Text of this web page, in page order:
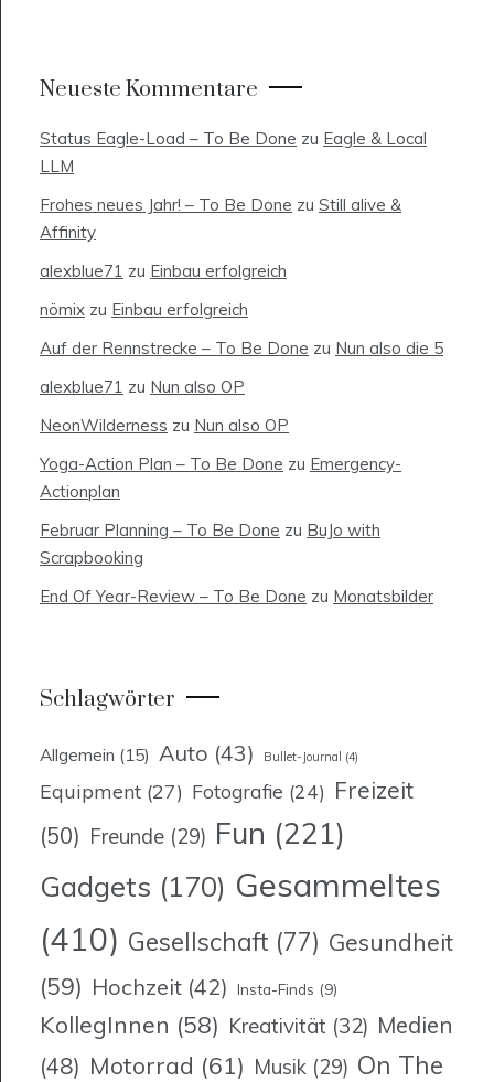
Neueste Kommentare
Status Eagle-Load – To Be Done zu Eagle & Local
LLM
Frohes neues Jahr! – To Be Done zu Still alive &
Affinity
alexblue71 zu Einbau erfolgreich
nömix zu Einbau erfolgreich
Auf der Rennstrecke – To Be Done zu Nun also die 5
alexblue71 zu Nun also OP
NeonWilderness zu Nun also OP
Yoga-Action Plan – To Be Done zu Emergency-
Actionplan
Februar Planning – To Be Done zu BuJo with
Scrapbooking
End Of Year-Review – To Be Done zu Monatsbilder
Schlagwörter
Allgemein (15) Auto (43) Bullet-Journal (4)
Equipment (27) Fotografie (24) Freizeit
(50) Freunde (29) Fun (221)
Gadgets (170) Gesammeltes
(410) Gesellschaft (77) Gesundheit
(59) Hochzeit (42) Insta-Finds (9)
KollegInnen (58) Kreativität (32) Medien
(48) Motorrad (61) Musik (29) On The